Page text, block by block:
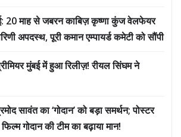
20 माह से जबरन काबिज़ कृष्णा कुंज वेलफेयर
अपदस्थ, पूरी कमान एम्पायर्ड कमेटी को सौंपी
मुंबई में हुआ रिलीज़! रीयल सिंघम ने
सावंत का ‘गोदान’ को बड़ा समर्थन; पोस्टर
गोदान की टीम का बढ़ाया मान!